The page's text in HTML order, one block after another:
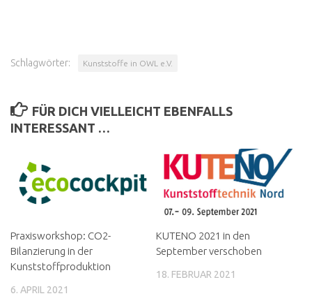
Schlagwörter: Kunststoffe in OWL e.V.
FÜR DICH VIELLEICHT EBENFALLS
INTERESSANT …
Praxisworkshop: CO2-
Bilanzierung in der
Kunststoffproduktion
6. APRIL 2021
KUTENO 2021 in den
September verschoben
18. FEBRUAR 2021